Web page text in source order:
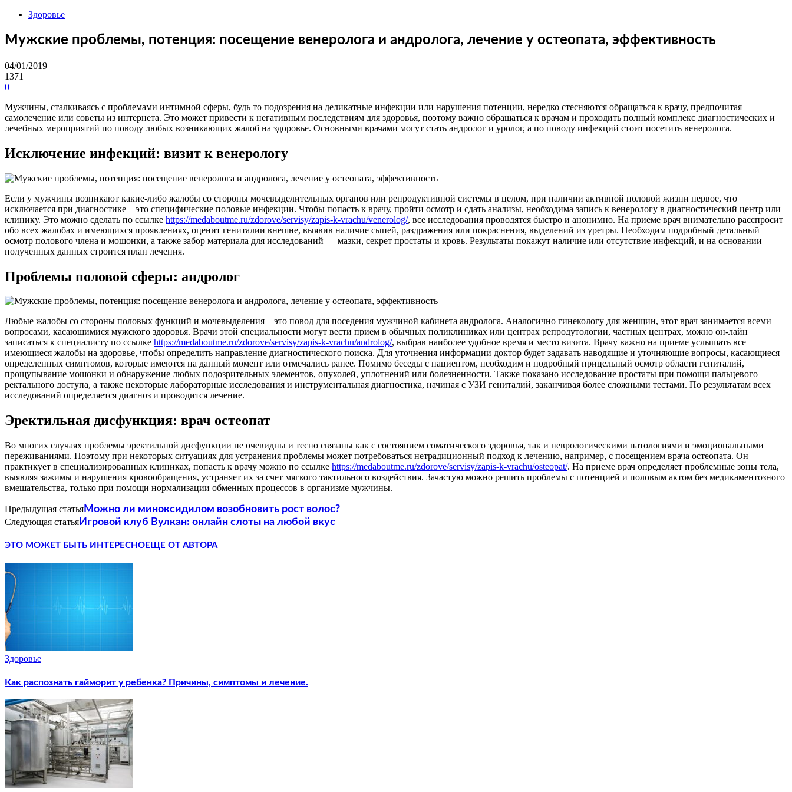
Здоровье
Мужские проблемы, потенция: посещение венеролога и андролога, лечение у остеопата, эффективность
04/01/2019
1371
0
Мужчины, сталкиваясь с проблемами интимной сферы, будь то подозрения на деликатные инфекции или нарушения потенции, нередко стесняются обращаться к врачу, предпочитая
самолечение или советы из интернета. Это может привести к негативным последствиям для здоровья, поэтому важно обращаться к врачам и проходить полный комплекс диагностических и
лечебных мероприятий по поводу любых возникающих жалоб на здоровье. Основными врачами могут стать андролог и уролог, а по поводу инфекций стоит посетить венеролога.
Исключение инфекций: визит к венерологу
Если у мужчины возникают какие-либо жалобы со стороны мочевыделительных органов или репродуктивной системы в целом, при наличии активной половой жизни первое, что
исключается при диагностике – это специфические половые инфекции. Чтобы попасть к врачу, пройти осмотр и сдать анализы, необходима запись к венерологу в диагностический центр или
клинику. Это можно сделать по ссылке https://medaboutme.ru/zdorove/servisy/zapis-k-vrachu/venerolog/, все исследования проводятся быстро и анонимно. На приеме врач внимательно расспросит
обо всех жалобах и имеющихся проявлениях, оценит гениталии внешне, выявив наличие сыпей, раздражения или покраснения, выделений из уретры. Необходим подробный детальный
осмотр полового члена и мошонки, а также забор материала для исследований — мазки, секрет простаты и кровь. Результаты покажут наличие или отсутствие инфекций, и на основании
полученных данных строится план лечения.
Проблемы половой сферы: андролог
Любые жалобы со стороны половых функций и мочевыделения – это повод для поседения мужчиной кабинета андролога. Аналогично гинекологу для женщин, этот врач занимается всеми
вопросами, касающимися мужского здоровья. Врачи этой специальности могут вести прием в обычных поликлиниках или центрах репродутологии, частных центрах, можно он-лайн
записаться к специалисту по ссылке https://medaboutme.ru/zdorove/servisy/zapis-k-vrachu/androlog/, выбрав наиболее удобное время и место визита. Врачу важно на приеме услышать все
имеющиеся жалобы на здоровье, чтобы определить направление диагностического поиска. Для уточнения информации доктор будет задавать наводящие и уточняющие вопросы, касающиеся
определенных симптомов, которые имеются на данный момент или отмечались ранее. Помимо беседы с пациентом, необходим и подробный прицельный осмотр области гениталий,
прощупывание мошонки и обнаружение любых подозрительных элементов, опухолей, уплотнений или болезненности. Также показано исследование простаты при помощи пальцевого
ректального доступа, а также некоторые лабораторные исследования и инструментальная диагностика, начиная с УЗИ гениталий, заканчивая более сложными тестами. По результатам всех
исследований определяется диагноз и проводится лечение.
Эректильная дисфункция: врач остеопат
Во многих случаях проблемы эректильной дисфункции не очевидны и тесно связаны как с состоянием соматического здоровья, так и неврологическими патологиями и эмоциональными
переживаниями. Поэтому при некоторых ситуациях для устранения проблемы может потребоваться нетрадиционный подход к лечению, например, с посещением врача остеопата. Он
практикует в специализированных клиниках, попасть к врачу можно по ссылке https://medaboutme.ru/zdorove/servisy/zapis-k-vrachu/osteopat/. На приеме врач определяет проблемные зоны тела,
выявляя зажимы и нарушения кровообращения, устраняет их за счет мягкого тактильного воздействия. Зачастую можно решить проблемы с потенцией и половым актом без медикаментозного
вмешательства, только при помощи нормализации обменных процессов в организме мужчины.
Предыдущая статьяМожно ли миноксидилом возобновить рост волос?
Следующая статьяИгровой клуб Вулкан: онлайн слоты на любой вкус
ЭТО МОЖЕТ БЫТЬ ИНТЕРЕСНО ЕЩЕ ОТ АВТОРА
Здоровье
Как распознать гайморит у ребенка? Причины, симптомы и лечение.